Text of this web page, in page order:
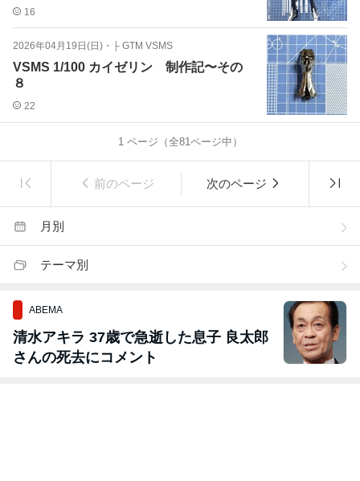
16
2026年04月19日(日) ・ ├ GTM VSMS
VSMS 1/100 カイゼリン 制作記〜その
８
22
1ページ（全81ページ中）
前のページ 次のページ
月別
テーマ別
ABEMA
清水アキラ 37歳で急逝した息子 良太郎
さんの死去にコメント